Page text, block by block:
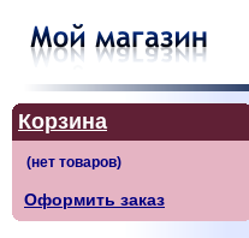
Корзина
Оформить заказ